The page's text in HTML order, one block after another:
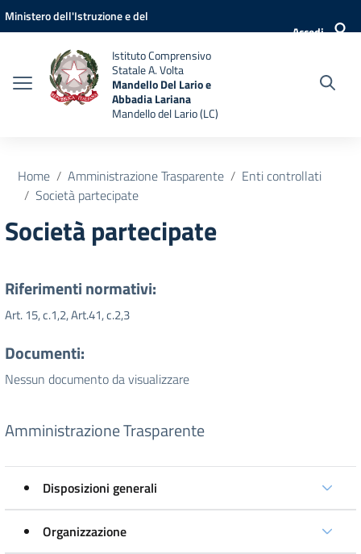
Vai ai contenuti
Vai al menu di navigazione
Vai al footer
Ministero dell'Istruzione e del
Accedi
Istituto Comprensivo
Statale A. Volta
Mandello Del Lario e
Abbadia Lariana
Mandello del Lario (LC)
Home Amministrazione Trasparente
Enti controllati
Società partecipate
Società partecipate
Riferimenti normativi:
Art. 15, c.1,2, Art.41, c.2,3
Documenti:
Nessun documento da visualizzare
Amministrazione Trasparente
Disposizioni generali
Organizzazione